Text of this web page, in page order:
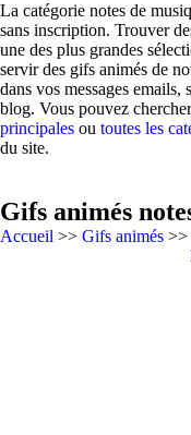
La catégorie notes de
sans inscription. Trouver
une des plus grandes
servir des gifs animés de
dans vos messages
blog. Vous pouvez
principales ou toutes les
du site.
Gifs animés
Accueil >> Gifs animés >>